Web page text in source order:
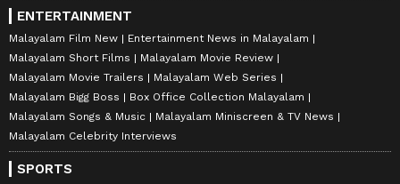
ENTERTAINMENT
Malayalam Film New
Entertainment News in Malayalam
Malayalam Short Films
Malayalam Movie Review
Malayalam Movie Trailers
Malayalam Web Series
Malayalam Bigg Boss
Box Office Collection Malayalam
Malayalam Songs & Music
Malayalam Miniscreen & TV News
Malayalam Celebrity Interviews
SPORTS